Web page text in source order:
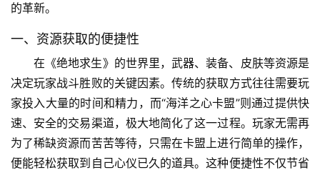
的革新。
一、资源获取的便捷性
在《绝地求生》的世界里，武器、装备、皮肤等资源是
决定玩家战斗胜败的关键因素。传统的获取方式往往需要玩
家投入大量的时间和精力，而“海洋之心卡盟”则通过提供快
速、安全的交易渠道，极大地简化了这一过程。玩家无需再
为了稀缺资源而苦苦等待，只需在卡盟上进行简单的操作，
便能轻松获取到自己心仪已久的道具。这种便捷性不仅节省